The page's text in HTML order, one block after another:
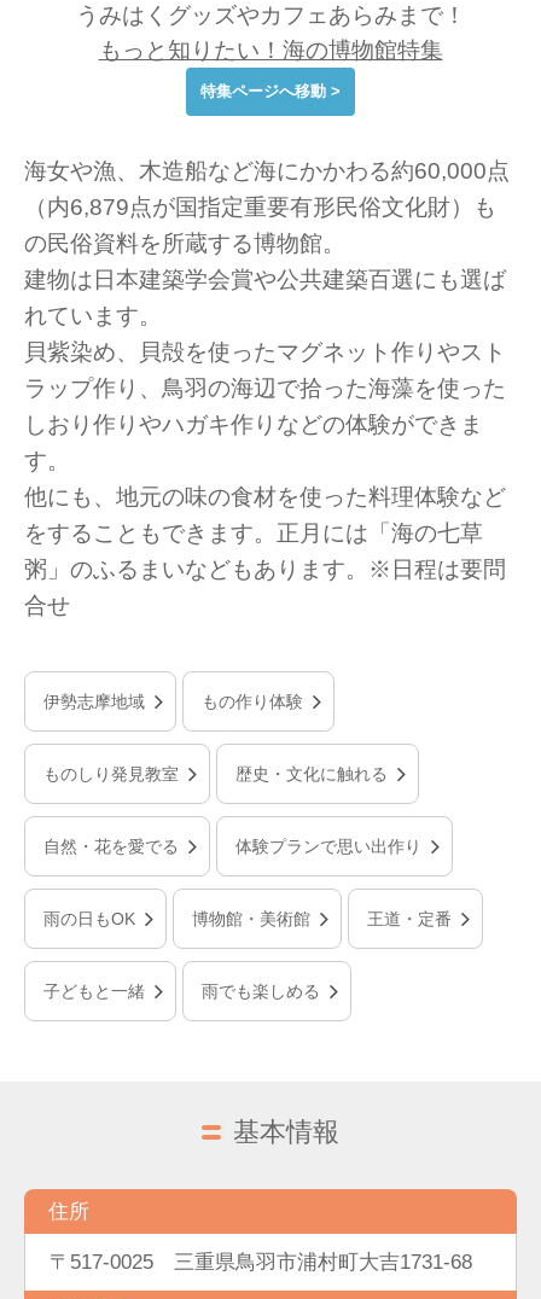
うみはくグッズやカフェあらみまで！
もっと知りたい！海の博物館特集
特集ページへ移動 >
海女や漁、木造船など海にかかわる約60,000点
（内6,879点が国指定重要有形民俗文化財）も
の民俗資料を所蔵する博物館。
建物は日本建築学会賞や公共建築百選にも選ば
れています。
貝紫染め、貝殻を使ったマグネット作りやスト
ラップ作り、鳥羽の海辺で拾った海藻を使った
しおり作りやハガキ作りなどの体験ができま
す。
他にも、地元の味の食材を使った料理体験など
をすることもできます。正月には「海の七草
粥」のふるまいなどもあります。※日程は要問
合せ
伊勢志摩地域 もの作り体験
ものしり発見教室 歴史・文化に触れる
自然・花を愛でる 体験プランで思い出作り
雨の日もOK 博物館・美術館 王道・定番
子どもと一緒 雨でも楽しめる
基本情報
住所
〒517-0025 三重県鳥羽市浦村町大吉1731-68